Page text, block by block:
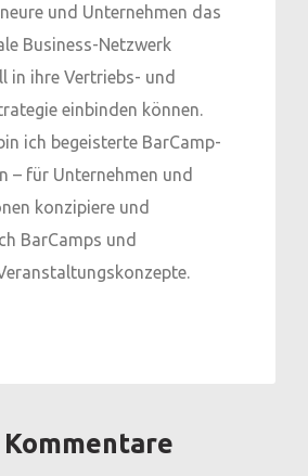
und Unternehmen das
Business-Netzwerk
in ihre Vertriebs- und
einbinden können.
ich begeisterte BarCamp-
– für Unternehmen und
konzipiere und
BarCamps und